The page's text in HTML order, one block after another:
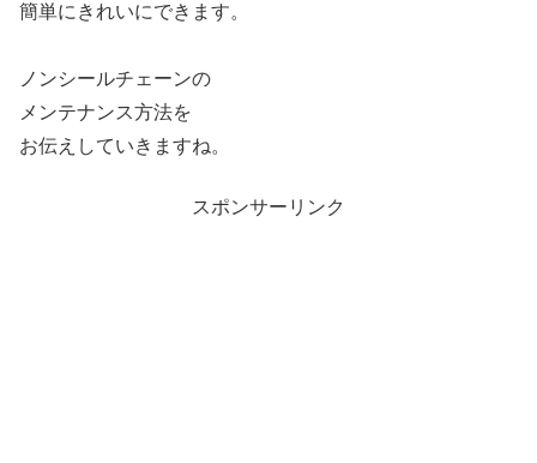
簡単にきれいにできます。
ノンシールチェーンの
メンテナンス方法を
お伝えしていきますね。
スポンサーリンク